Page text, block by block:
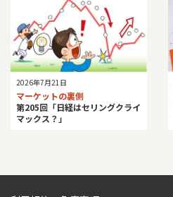
2026年7月21日
マーケットの裏側
第205回「日経はセリングクライ
マックス？」